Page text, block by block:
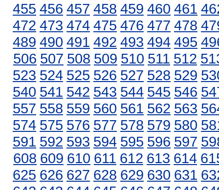
455 456 457 458 459 460 461
472 473 474 475 476 477 478
489 490 491 492 493 494 495
506 507 508 509 510 511 512
523 524 525 526 527 528 529
540 541 542 543 544 545 546
557 558 559 560 561 562 563
574 575 576 577 578 579 580
591 592 593 594 595 596 597
608 609 610 611 612 613 614
625 626 627 628 629 630 631